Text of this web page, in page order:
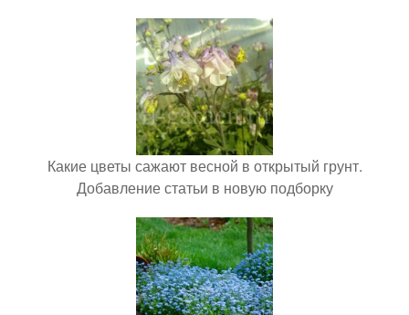
Какие цветы сажают весной в открытый грунт.
Добавление статьи в новую подборку